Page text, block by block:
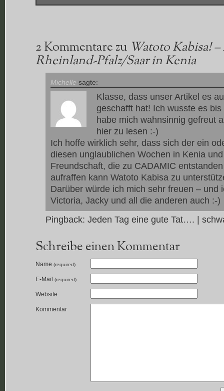
2 Kommentare zu Watoto Kabisa!
Rheinland-Pfalz/Saar in Kenia
Michelle sagte:
Klasse, dass unser Artikel es
geschafft hat! Ich wusste es
habe mich wahnsinnig gefreut
hier zu lesen :-)
Ich hoffe wirklich sehr, dass sich der ein
diesen unglaublichen Wochen in Kenia
Freundschaft, die zu CADAMIC
aufraffen kann Watoto Kabisa zu
Darüber würde ich mich sehr freuen – und
Victoria, Jacky und all die anderen auch :-)
Pingback: Jeden Tag eine gute Tat…. |
Schreibe einen Kommentar
Name (required)
E-Mail (required)
Website
Kommentar